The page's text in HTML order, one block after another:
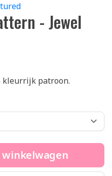
- Jewel
kleurrijk patroon.
winkelwagen